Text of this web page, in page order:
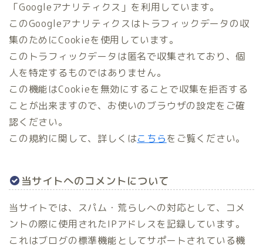
「Googleアナリティクス」を利用しています。
このGoogleアナリティクスはトラフィックデータの収
集のためにCookieを使用しています。
このトラフィックデータは匿名で収集されており、個
人を特定するものではありません。
この機能はCookieを無効にすることで収集を拒否する
ことが出来ますので、お使いのブラウザの設定をご確
認ください。
この規約に関して、詳しくはこちらをご覧ください。
当サイトへのコメントについて
当サイトでは、スパム・荒らしへの対応として、コメ
ントの際に使用されたIPアドレスを記録しています。
これはブログの標準機能としてサポートされている機